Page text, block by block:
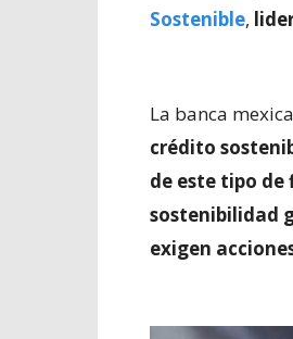
Sostenible,
La banca
crédito
de este tipo
sostenibilidad
exigen